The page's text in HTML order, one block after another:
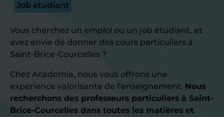
Job étudiant
Vous cherchez un emploi ou un job étudiant, et
avez envie de donner des cours particuliers à
Saint-Brice-Courcelles ?
Chez Acadomia, nous vous offrons une
expérience valorisante de l’enseignement. Nous
recherchons des professeurs particuliers à Saint-
Brice-Courcelles dans toutes les matières et